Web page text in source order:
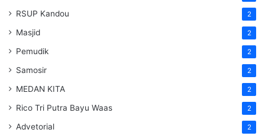
RSUP Kandou 2
Masjid 2
Pemudik 2
Samosir 2
MEDAN KITA 2
Rico Tri Putra Bayu Waas 2
Advetorial 2